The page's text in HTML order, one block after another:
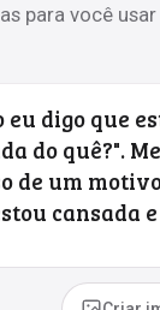
para você
eu digo que
do quê?".
de um
cansada